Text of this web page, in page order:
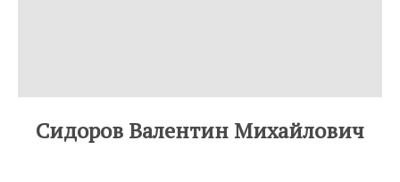
Сидоров Валентин Михайлович